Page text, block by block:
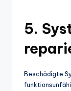
5.
Beschädigte